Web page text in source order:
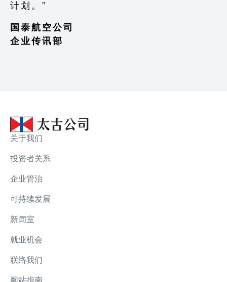
计 划 。 ”
国 泰 航 空 公 司
企 业 传 讯 部
关于我们
投资者关系
企业管治
可持续发展
新闻室
就业机会
联络我们